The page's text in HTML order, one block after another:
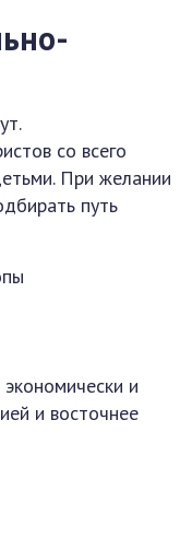
со всего
При желании
путь
и
и восточнее